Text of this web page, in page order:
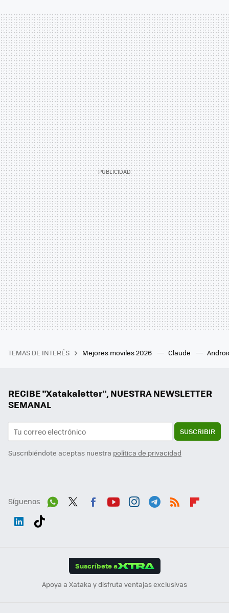
TEMAS DE INTERÉS Mejores moviles 2026 Claude
RECIBE "Xatakaletter", NUESTRA NEWSLETTER
SEMANAL
SUSCRIBIR
Suscribiéndote aceptas nuestra política de privacidad
Síguenos
Suscríbete a
Apoya a Xataka y disfruta ventajas exclusivas